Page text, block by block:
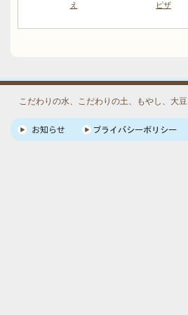
え
ピザ
こだわりの水、こだわりの土、もやし、大